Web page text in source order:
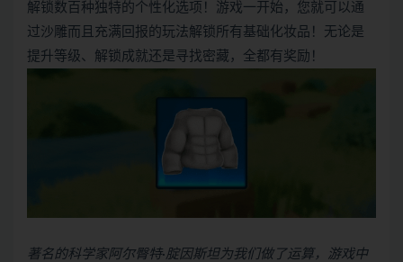
解锁数百种独特的个性化选项！游戏一开始，您就可以通
过沙雕而且充满回报的玩法解锁所有基础化妆品！无论是
提升等级、解锁成就还是寻找密藏，全都有奖励！
著名的科学家阿尔臀特·腚因斯坦为我们做了运算，游戏中